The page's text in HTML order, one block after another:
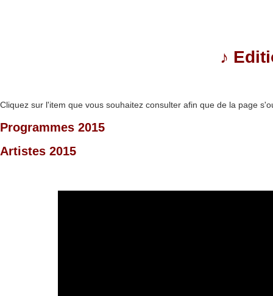
♪
Cliquez sur l'item que vous souhaitez consulter afin que de la page
Programmes 2015
Artistes 2015